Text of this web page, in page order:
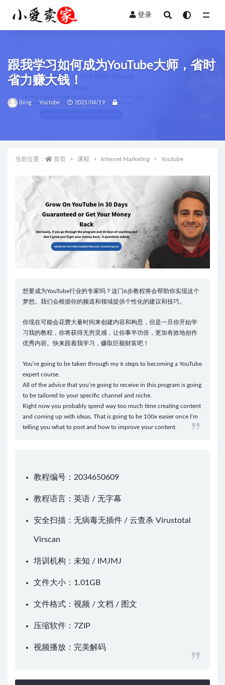
登录
跟我学习如何成为YouTube大师，省时
省力赚大钱！
ibing Youtube 2023/04/19
当前位置： 首页 课程 Internet Marketing Youtube
想要成为YouTube行业的专家吗？这门6步教程将会帮助你实现这个
梦想。我们会根据你的频道和领域提供个性化的建议和技巧。
你现在可能会花费大量时间来创建内容和构思，但是一旦你开始学
习我的教程，你将获得无穷灵感，让你事半功倍，更加有效地创作
优秀内容。快来跟着我学习，赚取巨额财富吧！
You’re going to be taken through my 6 steps to becoming a YouTube
expert course.
All of the advice that you’re going to receive in this program is going
to be tailored to your specific channel and niche.
Right now you probably spend way too much time creating content
and coming up with ideas. That is going to be 100x easier once I’m
telling you what to post and how to improve your content.
教程编号：2034650609
教程语言：英语 / 无字幕
安全扫描：无病毒无插件 / 云查杀 Virustotal
Virscan
培训机构：未知 / IMJMJ
文件大小：1.01GB
文件格式：视频 / 文档 / 图文
压缩软件： 7ZIP
视频播放： 完美解码